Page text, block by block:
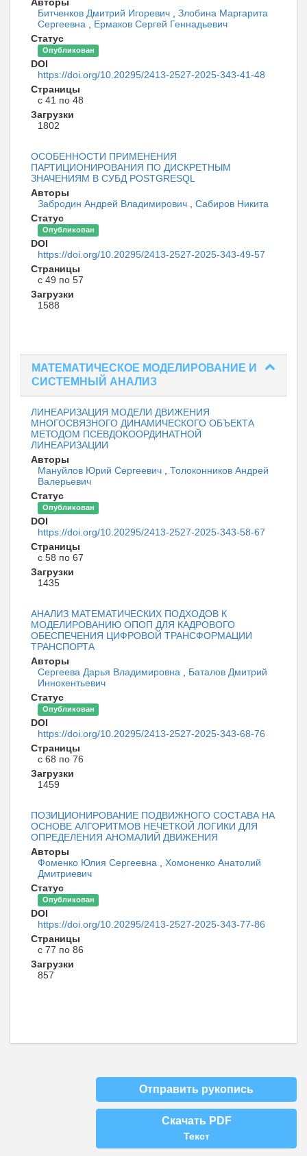
Авторы
Битченков Дмитрий Игоревич , Злобина Маргарита
Сергеевна , Ермаков Сергей Геннадьевич
Статус
Опубликован
DOI
https://doi.org/10.20295/2413-2527-2025-343-41-48
Страницы
с 41 по 48
Загрузки
1802
ОСОБЕННОСТИ ПРИМЕНЕНИЯ
ПАРТИЦИОНИРОВАНИЯ ПО ДИСКРЕТНЫМ
ЗНАЧЕНИЯМ В СУБД POSTGRESQL
Авторы
Забродин Андрей Владимирович , Сабиров Никита
Статус
Опубликован
DOI
https://doi.org/10.20295/2413-2527-2025-343-49-57
Страницы
с 49 по 57
Загрузки
1588
МАТЕМАТИЧЕСКОЕ МОДЕЛИРОВАНИЕ И
СИСТЕМНЫЙ АНАЛИЗ
ЛИНЕАРИЗАЦИЯ МОДЕЛИ ДВИЖЕНИЯ
МНОГОСВЯЗНОГО ДИНАМИЧЕСКОГО ОБЪЕКТА
МЕТОДОМ ПСЕВДОКООРДИНАТНОЙ
ЛИНЕАРИЗАЦИИ
Авторы
Мануйлов Юрий Сергеевич , Толоконников Андрей
Валерьевич
Статус
Опубликован
DOI
https://doi.org/10.20295/2413-2527-2025-343-58-67
Страницы
с 58 по 67
Загрузки
1435
АНАЛИЗ МАТЕМАТИЧЕСКИХ ПОДХОДОВ К
МОДЕЛИРОВАНИЮ ОПОП ДЛЯ КАДРОВОГО
ОБЕСПЕЧЕНИЯ ЦИФРОВОЙ ТРАНСФОРМАЦИИ
ТРАНСПОРТА
Авторы
Сергеева Дарья Владимировна , Баталов Дмитрий
Иннокентьевич
Статус
Опубликован
DOI
https://doi.org/10.20295/2413-2527-2025-343-68-76
Страницы
с 68 по 76
Загрузки
1459
ПОЗИЦИОНИРОВАНИЕ ПОДВИЖНОГО СОСТАВА НА
ОСНОВЕ АЛГОРИТМОВ НЕЧЕТКОЙ ЛОГИКИ ДЛЯ
ОПРЕДЕЛЕНИЯ АНОМАЛИЙ ДВИЖЕНИЯ
Авторы
Фоменко Юлия Сергеевна , Хомоненко Анатолий
Дмитриевич
Статус
Опубликован
DOI
https://doi.org/10.20295/2413-2527-2025-343-77-86
Страницы
с 77 по 86
Загрузки
857
Отправить рукопись
Скачать PDF
Текст